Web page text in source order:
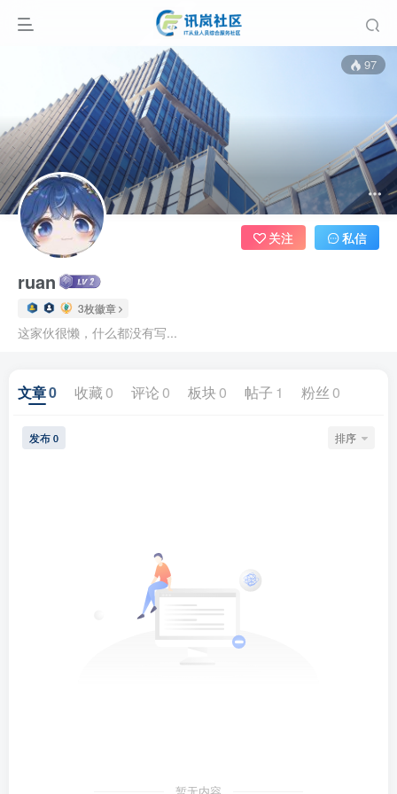
97
ruan
3枚徽章
这家伙很懒，什么都没有写...
关注 私信
文章0 收藏 0 评论 0 板块 0 帖子 1 粉丝 0
发布 0 排序